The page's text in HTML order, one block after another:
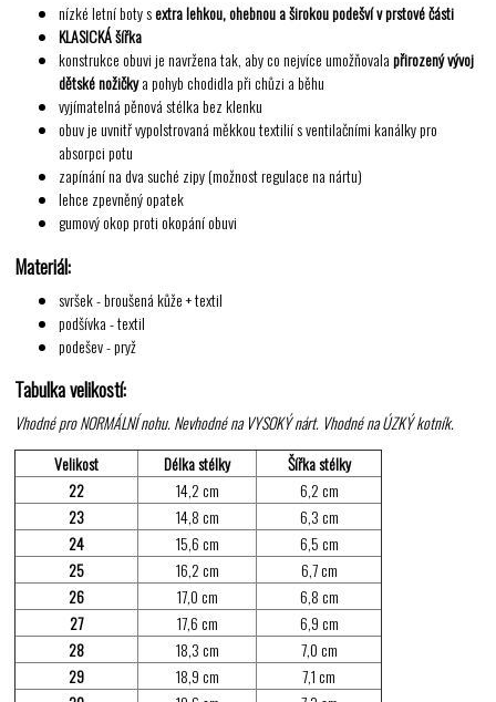
nízké letní boty sextra lehkou, ohebnou a širokou podešví v prstové části
KLASICKÁ šířka
konstrukce obuvi je navržena tak, aby co nejvíce umožňovalapřirozený vývoj
dětské nožičkya pohyb chodidla při chůzi a běhu
vyjímatelná pěnová stélka bez klenku
obuv je uvnitř vypolstrovaná měkkou textilií s ventilačními kanálky pro
absorpci potu
zapínání na dva suché zipy (možnost regulace na nártu)
lehce zpevněný opatek
gumový okop proti okopání obuvi
Materiál:
svršek - broušená kůže + textil
podšívka - textil
podešev - pryž
Tabulka velikostí:
Vhodné pro NORMÁLNÍ nohu. Nevhodné na VYSOKÝ nárt. Vhodné na ÚZKÝ kotník.
Velikost
Délka stélky
Šířka stélky
22
14,2 cm
6,2 cm
23
14,8 cm
6,3 cm
24
15,6 cm
6,5 cm
25
16,2 cm
6,7 cm
26
17,0 cm
6,8 cm
27
17,6 cm
6,9 cm
28
18,3 cm
7,0 cm
29
18,9 cm
7,1 cm